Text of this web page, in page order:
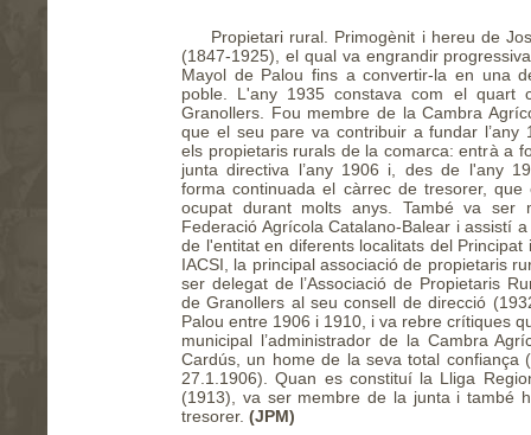
Propietari rural. Primogènit i hereu de
(1847-1925), el qual va engrandir
Mayol de Palou fins a convertir-la en una
poble. L'any 1935 constava com el quart
Granollers. Fou membre de la Cambra
que el seu pare va contribuir a fundar l’any
els propietaris rurals de la comarca: entrà a
junta directiva l’any 1906 i, des de l'any
forma continuada el càrrec de tresorer,
ocupat durant molts anys. També va ser
Federació Agrícola Catalano-Balear i assistí
de l'entitat en diferents localitats del Principat
IACSI, la principal associació de propietaris
ser delegat de l’Associació de Propietaris
de Granollers al seu consell de direcció
Palou entre 1906 i 1910, i va rebre crítiques
municipal l’administrador de la Cambra
Cardús, un home de la seva total confiança (
27.1.1906). Quan es constituí la Lliga
(1913), va ser membre de la junta i també
tresorer. (JPM)